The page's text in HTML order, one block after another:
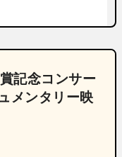
記念コンサー
メンタリー映